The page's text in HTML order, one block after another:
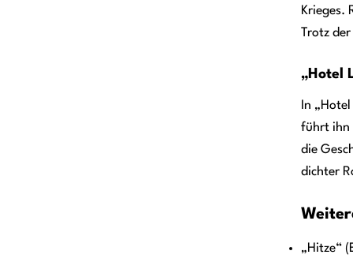
Krieges.
Trotz
„Hotel
In
führt ihn
die
dichter
„Hitze“